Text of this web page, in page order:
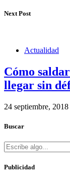
Next Post
Actualidad
Cómo
llegar sin
24 septiembre, 2018
Buscar
Publicidad